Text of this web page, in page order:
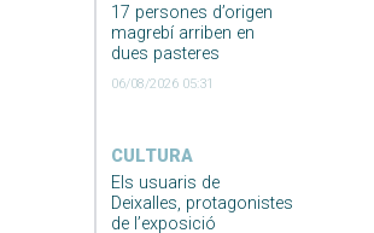
17 persones d’origen
magrebí arriben en
dues pasteres
06/08/2026 05:31
CULTURA
Els usuaris de
Deixalles, protagonistes
de l’exposició